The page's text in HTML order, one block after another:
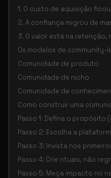
1. O custo de aquisição
2. A confiança migrou de
3. O valor está na retenção,
Os modelos de community-
Comunidade de produto
Comunidade de nicho
Comunidade de
Como construir uma
Passo 1: Defina o propósito
Passo 2: Escolha a
Passo 3: Invista nos
Passo 4: Crie rituais, não
Passo 5: Meça impacto no